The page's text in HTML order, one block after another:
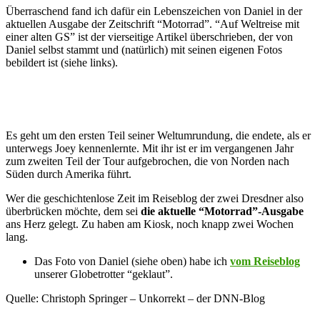
Überraschend fand ich dafür ein Lebenszeichen von Daniel in der
aktuellen Ausgabe der Zeitschrift “Motorrad”. “Auf Weltreise mit
einer alten GS” ist der vierseitige Artikel überschrieben, der von
Daniel selbst stammt und (natürlich) mit seinen eigenen Fotos
bebildert ist (siehe links).
Es geht um den ersten Teil seiner Weltumrundung, die endete, als er
unterwegs Joey kennenlernte. Mit ihr ist er im vergangenen Jahr
zum zweiten Teil der Tour aufgebrochen, die von Norden nach
Süden durch Amerika führt.
Wer die geschichtenlose Zeit im Reiseblog der zwei Dresdner also
überbrücken möchte, dem sei die aktuelle “Motorrad”-Ausgabe
ans Herz gelegt. Zu haben am Kiosk, noch knapp zwei Wochen
lang.
Das Foto von Daniel (siehe oben) habe ich vom Reiseblog
unserer Globetrotter “geklaut”.
Quelle: Christoph Springer – Unkorrekt – der DNN-Blog